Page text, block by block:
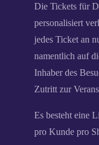
Die Tickets für
personalisiert
jedes Ticket an
namentlich auf
Inhaber des
Zutritt zur
Es besteht eine
pro Kunde pro